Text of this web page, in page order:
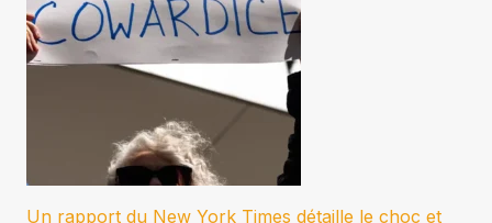
Un rapport du New York Times détaille le choc et